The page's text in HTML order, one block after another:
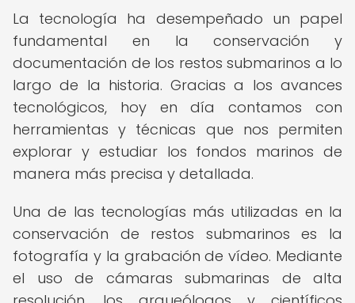
La tecnología ha desempeñado un papel
fundamental en la conservación y
documentación de los restos submarinos a lo
largo de la historia. Gracias a los avances
tecnológicos, hoy en día contamos con
herramientas y técnicas que nos permiten
explorar y estudiar los fondos marinos de
manera más precisa y detallada.
Una de las tecnologías más utilizadas en la
conservación de restos submarinos es la
fotografía y la grabación de vídeo. Mediante
el uso de cámaras submarinas de alta